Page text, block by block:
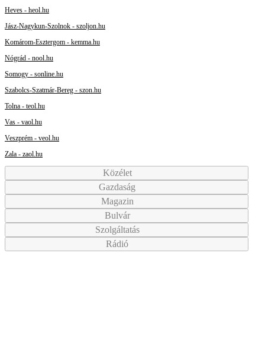
Heves - heol.hu
Jász-Nagykun-Szolnok - szoljon.hu
Komárom-Esztergom - kemma.hu
Nógrád - nool.hu
Somogy - sonline.hu
Szabolcs-Szatmár-Bereg - szon.hu
Tolna - teol.hu
Vas - vaol.hu
Veszprém - veol.hu
Zala - zaol.hu
Közélet
Gazdaság
Magazin
Bulvár
Szolgáltatás
Rádió